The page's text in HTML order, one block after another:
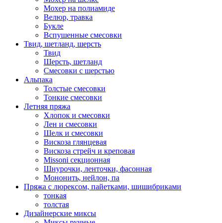
Мохер на полиамиде
Велюр, травка
Букле
Вспушенные смесовки
Твид, шетланд, шерсть
Твид
Шерсть, шетланд
Смесовки с шерстью
Альпака
Толстые смесовки
Тонкие смесовки
Летняя пряжа
Хлопок и смесовки
Лен и смесовки
Шелк и смесовки
Вискоза глянцевая
Вискоза стрейч и креповая
Missoni секционная
Шнурочки, ленточки, фасонная
Мононить, нейлон, па
Пряжа с люрексом, пайетками, шишибриками
тонкая
толстая
Дизайнерские миксы